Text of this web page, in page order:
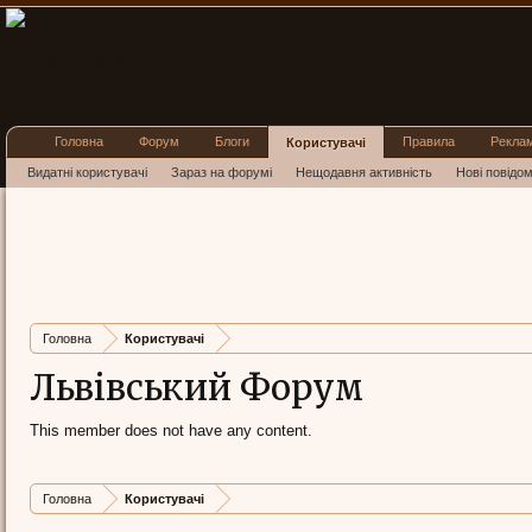
Головна Користувачі
Львівський Форум
This member does not have any content.
Головна Користувачі
Головна Форум Блоги Користувачі
Видатні користувачі Зараз на форумі Нещодавня активність Нові
Правила